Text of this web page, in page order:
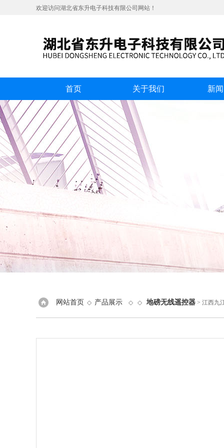
欢迎访问湖北省东升电子科技有限公司网站！
首页 关于我们 新
网站首页 ◇ 产品展示 ◇ ◇ 地磅无线遥控器 > 江西九